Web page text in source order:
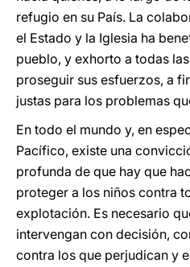
refugio en su País. La
el Estado y la Iglesia ha
pueblo, y exhorto a todas
proseguir sus esfuerzos, a
justas para los problemas
En todo el mundo y, en
Pacífico, existe una
profunda de que hay que
proteger a los niños contra
explotación. Es necesario
intervengan con decisión,
contra los que perjudican y